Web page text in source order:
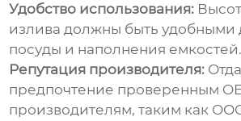
Удобство использования:
излива должны быть удобными
посуды и наполнения емкостей.
Репутация производителя:
предпочтение проверенным
производителям, таким как